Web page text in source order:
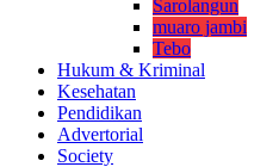
Sarolangun
muaro jambi
Tebo
Hukum & Kriminal
Kesehatan
Pendidikan
Advertorial
Society